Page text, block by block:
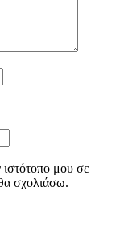
μου σε
σχολιάσω.